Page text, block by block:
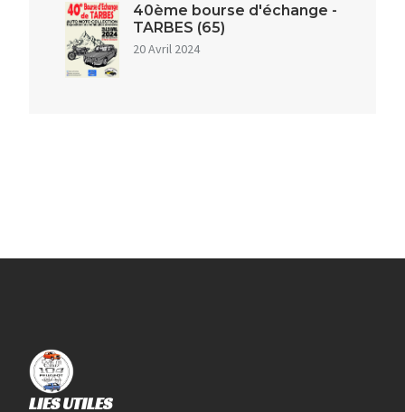
40ème bourse d'échange -
TARBES (65)
20 Avril 2024
LIES UTILES